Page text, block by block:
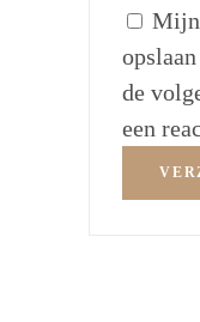
Mijn
de
een